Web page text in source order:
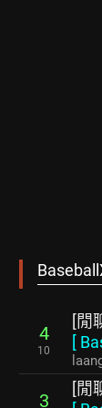
4
10
[閒
[
3
[閒